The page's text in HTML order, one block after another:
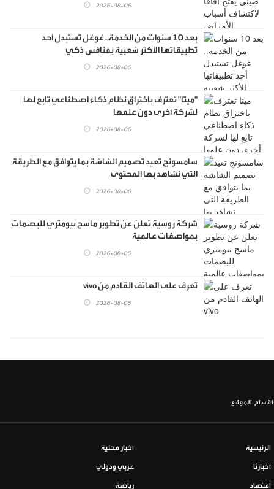
2026-08-06
بعد 10 سنوات من الخدمة.. غوغل تستبدل أحد
تطبيقاتها الأكثر شعبية بمنافس ذكي
2026-08-06
"ميتا" تعترف باختراق نظام ذكاء اصطناعي تابع لها
لشركة أخرى دون علمها
2026-08-06
سامسونج تعيد تصميم الشاشة بما يتوافق مع الطريقة
التي نشاهد بها المحتوى
2026-08-06
شركة روسية تعلن عن تطوير ماسح بيومتري للبصمات
بمواصفات عالمية
2026-08-05
تعرف على الهاتف القادم من vivo
2026-08-05
أقسام الموقع
الرئيسية أخبار محلية
أخبارنا عربي ودولي
اقتصاد رياضة